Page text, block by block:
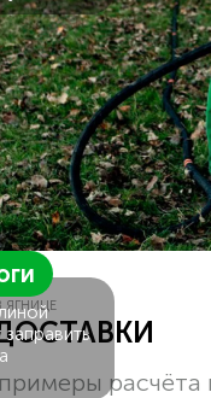
ЯГНИЦЕ
расчёта